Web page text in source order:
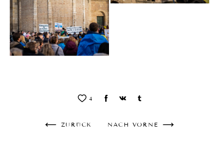
4
ZURÜCK NACH VORNE